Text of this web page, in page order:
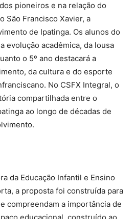
pioneiros e na relação do
São Francisco Xavier, a
de Ipatinga. Os alunos do
evolução acadêmica, da lousa
o 5º ano destacará a
da cultura e do esporte
No CSFX Integral, o
compartilhada entre o
ao longo de décadas de
da Educação Infantil e Ensino
a proposta foi construída para
compreendam a importância de